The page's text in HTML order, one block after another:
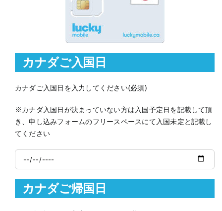
カナダご入国日
カナダご入国日を入力してください(必須)
※カナダ入国日が決まっていない方は入国予定日を記載して頂
き、申し込みフォームのフリースペースにて入国未定と記載し
てください
カナダご帰国日